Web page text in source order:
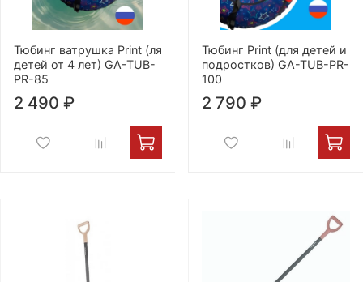
Тюбинг ватрушка Print (ля
детей от 4 лет) GA-TUB-
PR-85
2 490 ₽
Тюбинг Print (для детей и
подростков) GA-TUB-PR-
100
2 790 ₽